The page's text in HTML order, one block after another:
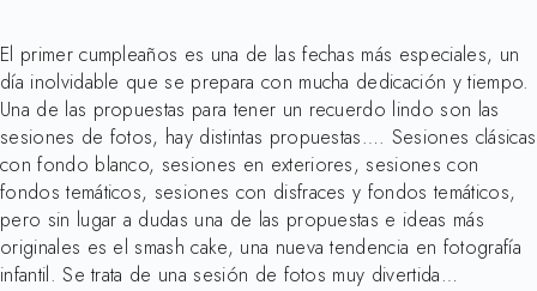
El primer cumpleaños es una de las fechas más especiales, un
día inolvidable que se prepara con mucha dedicación y tiempo.
Una de las propuestas para tener un recuerdo lindo son las
sesiones de fotos, hay distintas propuestas…. Sesiones clásicas
con fondo blanco, sesiones en exteriores, sesiones con
fondos temáticos, sesiones con disfraces y fondos temáticos,
pero sin lugar a dudas una de las propuestas e ideas más
originales es el smash cake, una nueva tendencia en fotografía
infantil. Se trata de una sesión de fotos muy divertida…